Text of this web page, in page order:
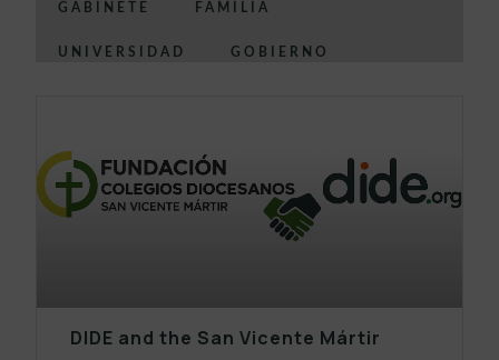
GABINETE FAMILIA
UNIVERSIDAD GOBIERNO
DIDE and the San Vicente Mártir